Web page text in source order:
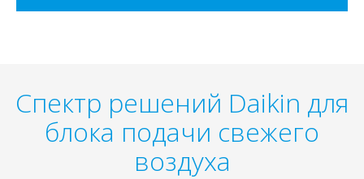
Спектр решений Daikin для
блока подачи свежего
воздуха